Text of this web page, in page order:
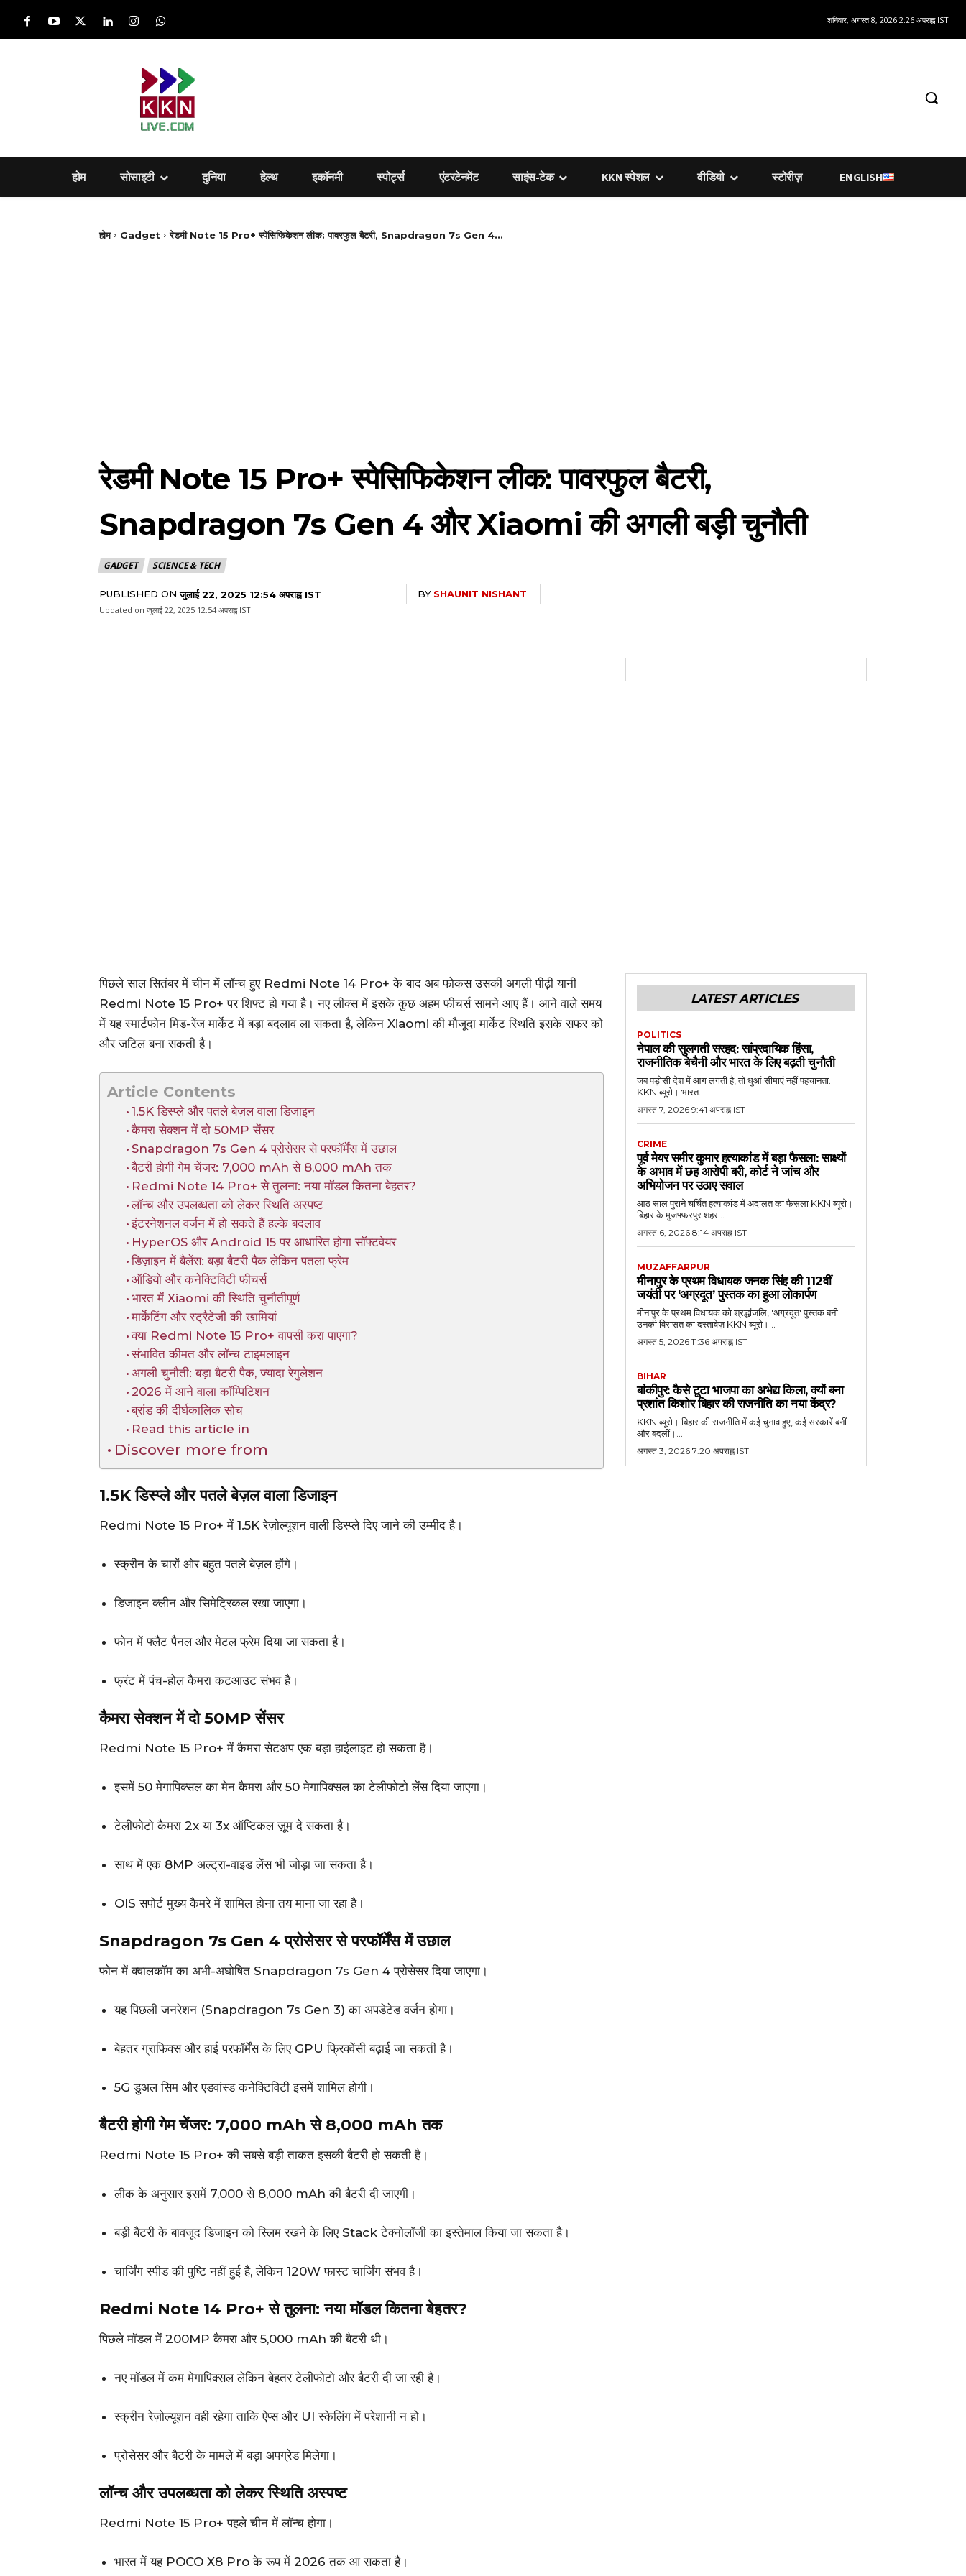
शनिवार, अगस्त 8, 2026 2:26 अपराह्न IST
होम सोसाइटी दुनिया हेल्‍थ इकॉनमी स्पोर्ट्स एंटरटेनमेंट साइंस-टेक KKN स्पेशल वीडियो स्टोरीज़ ENGLISH
होम Gadget रेडमी Note 15 Pro+ स्पेसिफिकेशन लीक: पावरफुल बैटरी, Snapdragon 7s Gen 4...
रेडमी Note 15 Pro+ स्पेसिफिकेशन लीक: पावरफुल बैटरी,
Snapdragon 7s Gen 4 और Xiaomi की अगली बड़ी चुनौती
GADGET SCIENCE & TECH
PUBLISHED ON जुलाई 22, 2025 12:54 अपराह्न IST BY SHAUNIT NISHANT
Updated on जुलाई 22, 2025 12:54 अपराह्न IST
पिछले साल सितंबर में चीन में लॉन्च हुए Redmi Note 14 Pro+ के बाद अब फोकस उसकी अगली पीढ़ी यानी
Redmi Note 15 Pro+ पर शिफ्ट हो गया है। नए लीक्स में इसके कुछ अहम फीचर्स सामने आए हैं। आने वाले समय
में यह स्मार्टफोन मिड-रेंज मार्केट में बड़ा बदलाव ला सकता है, लेकिन Xiaomi की मौजूदा मार्केट स्थिति इसके सफर को
और जटिल बना सकती है।
Article Contents
1.5K डिस्प्ले और पतले बेज़ल वाला डिजाइन
कैमरा सेक्शन में दो 50MP सेंसर
Snapdragon 7s Gen 4 प्रोसेसर से परफॉर्मेंस में उछाल
बैटरी होगी गेम चेंजर: 7,000 mAh से 8,000 mAh तक
Redmi Note 14 Pro+ से तुलना: नया मॉडल कितना बेहतर?
लॉन्च और उपलब्धता को लेकर स्थिति अस्पष्ट
इंटरनेशनल वर्जन में हो सकते हैं हल्के बदलाव
HyperOS और Android 15 पर आधारित होगा सॉफ्टवेयर
डिज़ाइन में बैलेंस: बड़ा बैटरी पैक लेकिन पतला फ्रेम
ऑडियो और कनेक्टिविटी फीचर्स
भारत में Xiaomi की स्थिति चुनौतीपूर्ण
मार्केटिंग और स्ट्रैटेजी की खामियां
क्या Redmi Note 15 Pro+ वापसी करा पाएगा?
संभावित कीमत और लॉन्च टाइमलाइन
अगली चुनौती: बड़ा बैटरी पैक, ज्यादा रेगुलेशन
2026 में आने वाला कॉम्पिटिशन
ब्रांड की दीर्घकालिक सोच
Read this article in
Discover more from
1.5K डिस्प्ले और पतले बेज़ल वाला डिजाइन
Redmi Note 15 Pro+ में 1.5K रेज़ोल्यूशन वाली डिस्प्ले दिए जाने की उम्मीद है।
स्क्रीन के चारों ओर बहुत पतले बेज़ल होंगे।
डिजाइन क्लीन और सिमेट्रिकल रखा जाएगा।
फोन में फ्लैट पैनल और मेटल फ्रेम दिया जा सकता है।
फ्रंट में पंच-होल कैमरा कटआउट संभव है।
कैमरा सेक्शन में दो 50MP सेंसर
Redmi Note 15 Pro+ में कैमरा सेटअप एक बड़ा हाईलाइट हो सकता है।
इसमें 50 मेगापिक्सल का मेन कैमरा और 50 मेगापिक्सल का टेलीफोटो लेंस दिया जाएगा।
टेलीफोटो कैमरा 2x या 3x ऑप्टिकल ज़ूम दे सकता है।
साथ में एक 8MP अल्ट्रा-वाइड लेंस भी जोड़ा जा सकता है।
OIS सपोर्ट मुख्य कैमरे में शामिल होना तय माना जा रहा है।
Snapdragon 7s Gen 4 प्रोसेसर से परफॉर्मेंस में उछाल
फोन में क्वालकॉम का अभी-अघोषित Snapdragon 7s Gen 4 प्रोसेसर दिया जाएगा।
यह पिछली जनरेशन (Snapdragon 7s Gen 3) का अपडेटेड वर्जन होगा।
बेहतर ग्राफिक्स और हाई परफॉर्मेंस के लिए GPU फ्रिक्वेंसी बढ़ाई जा सकती है।
5G डुअल सिम और एडवांस्ड कनेक्टिविटी इसमें शामिल होगी।
बैटरी होगी गेम चेंजर: 7,000 mAh से 8,000 mAh तक
Redmi Note 15 Pro+ की सबसे बड़ी ताकत इसकी बैटरी हो सकती है।
लीक के अनुसार इसमें 7,000 से 8,000 mAh की बैटरी दी जाएगी।
बड़ी बैटरी के बावजूद डिजाइन को स्लिम रखने के लिए Stack टेक्नोलॉजी का इस्तेमाल किया जा सकता है।
चार्जिंग स्पीड की पुष्टि नहीं हुई है, लेकिन 120W फास्ट चार्जिंग संभव है।
Redmi Note 14 Pro+ से तुलना: नया मॉडल कितना बेहतर?
पिछले मॉडल में 200MP कैमरा और 5,000 mAh की बैटरी थी।
नए मॉडल में कम मेगापिक्सल लेकिन बेहतर टेलीफोटो और बैटरी दी जा रही है।
स्क्रीन रेज़ोल्यूशन वही रहेगा ताकि ऐप्स और UI स्केलिंग में परेशानी न हो।
प्रोसेसर और बैटरी के मामले में बड़ा अपग्रेड मिलेगा।
लॉन्च और उपलब्धता को लेकर स्थिति अस्पष्ट
Redmi Note 15 Pro+ पहले चीन में लॉन्च होगा।
भारत में यह POCO X8 Pro के रूप में 2026 तक आ सकता है।
LATEST ARTICLES
POLITICS
नेपाल की सुलगती सरहद: सांप्रदायिक हिंसा,
राजनीतिक बेचैनी और भारत के लिए बढ़ती चुनौती
जब पड़ोसी देश में आग लगती है, तो धुआं सीमाएं नहीं पहचानता...
KKN ब्यूरो। भारत...
अगस्त 7, 2026 9:41 अपराह्न IST
CRIME
पूर्व मेयर समीर कुमार हत्याकांड में बड़ा फैसला: साक्ष्यों
के अभाव में छह आरोपी बरी, कोर्ट ने जांच और
अभियोजन पर उठाए सवाल
आठ साल पुराने चर्चित हत्याकांड में अदालत का फैसला KKN ब्यूरो।
बिहार के मुजफ्फरपुर शहर...
अगस्त 6, 2026 8:14 अपराह्न IST
MUZAFFARPUR
मीनापुर के प्रथम विधायक जनक सिंह की 112वीं
जयंती पर ‘अग्रदूत’ पुस्तक का हुआ लोकार्पण
मीनापुर के प्रथम विधायक को श्रद्धांजलि, 'अग्रदूत' पुस्तक बनी
उनकी विरासत का दस्तावेज़ KKN ब्यूरो।...
अगस्त 5, 2026 11:36 अपराह्न IST
BIHAR
बांकीपुर: कैसे टूटा भाजपा का अभेद्य किला, क्यों बना
प्रशांत किशोर बिहार की राजनीति का नया केंद्र?
KKN ब्यूरो। बिहार की राजनीति में कई चुनाव हुए, कई सरकारें बनीं
और बदलीं।...
अगस्त 3, 2026 7:20 अपराह्न IST